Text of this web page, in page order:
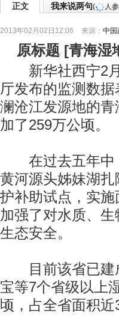
正文 我来说两句( 人
2013年02月02日12:06 来源： 中国
原标题 [青海湿
新华社西宁2月
厅发布的监测数
澜沧江发源地的
加了259万公顷。
在过去五年中
黄河源头姊妹湖
护补助试点，实
加强了对水质、
生态安全。
目前该省已建
宝等7个省级以上
顷，占全省面积近